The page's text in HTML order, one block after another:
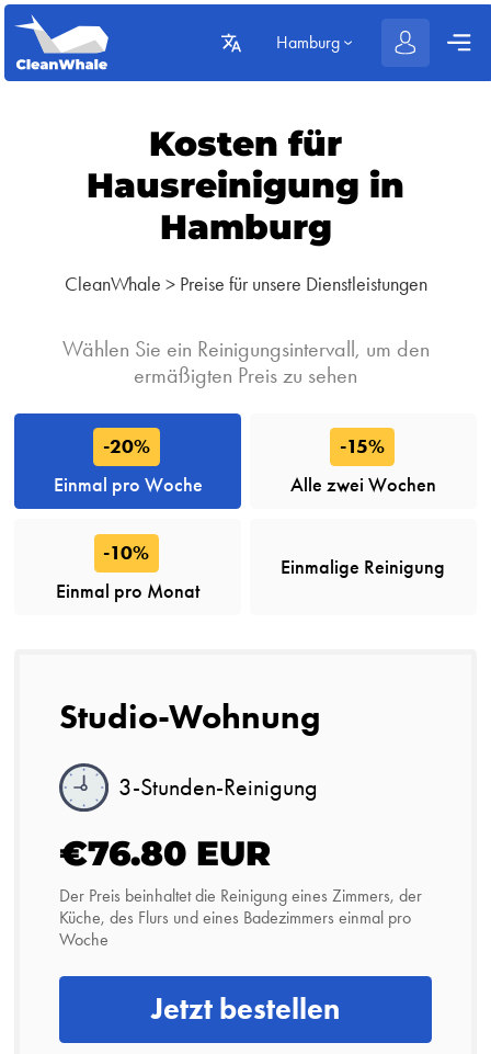
Hamburg
Kosten für
Hausreinigung in
Hamburg
CleanWhale > Preise für unsere Dienstleistungen
Wählen Sie ein Reinigungsintervall, um den
ermäßigten Preis zu sehen
-20%
Einmal pro Woche
-15%
Alle zwei Wochen
-10%
Einmal pro Monat
Einmalige Reinigung
Studio-Wohnung
3-Stunden-Reinigung
€76.80 EUR
Der Preis beinhaltet die Reinigung eines Zimmers, der
Küche, des Flurs und eines Badezimmers einmal pro
Woche
Jetzt bestellen